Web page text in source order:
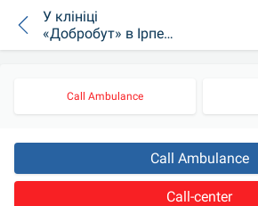
У клініці
«Добробут» в Ірпені
безоплатно
жителям Ірпеня,
Бучі, Гостомеля
Call Ambulance
Call Ambulance
Call-center